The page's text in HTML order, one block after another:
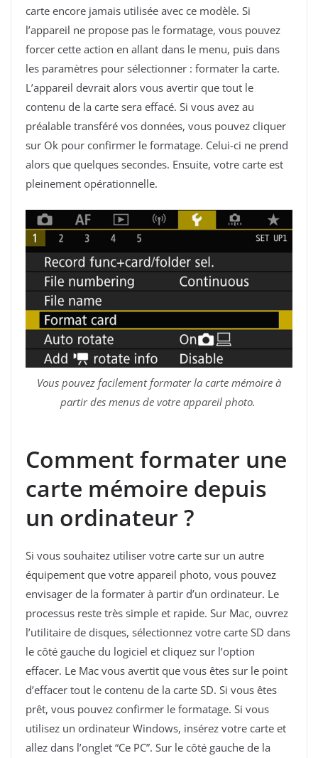
carte encore jamais utilisée avec ce modèle. Si
l’appareil ne propose pas le formatage, vous pouvez
forcer cette action en allant dans le menu, puis dans
les paramètres pour sélectionner : formater la carte.
L’appareil devrait alors vous avertir que tout le
contenu de la carte sera effacé. Si vous avez au
préalable transféré vos données, vous pouvez cliquer
sur Ok pour confirmer le formatage. Celui-ci ne prend
alors que quelques secondes. Ensuite, votre carte est
pleinement opérationnelle.
Vous pouvez facilement formater la carte mémoire à
partir des menus de votre appareil photo.
Comment formater une
carte mémoire depuis
un ordinateur ?
Si vous souhaitez utiliser votre carte sur un autre
équipement que votre appareil photo, vous pouvez
envisager de la formater à partir d’un ordinateur. Le
processus reste très simple et rapide. Sur Mac, ouvrez
l’utilitaire de disques, sélectionnez votre carte SD dans
le côté gauche du logiciel et cliquez sur l’option
effacer. Le Mac vous avertit que vous êtes sur le point
d’effacer tout le contenu de la carte SD. Si vous êtes
prêt, vous pouvez confirmer le formatage. Si vous
utilisez un ordinateur Windows, insérez votre carte et
allez dans l’onglet “Ce PC”. Sur le côté gauche de la